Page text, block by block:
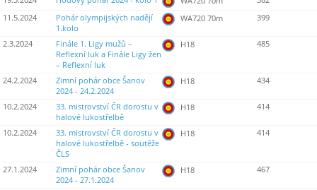
11.5.2024
Pohár olympijských nadějí
1.kolo
WA720 70m 399
2.3.2024
Finále 1. Ligy mužů –
Reflexní luk a Finále Ligy žen
– Reflexní luk
H18 485
24.2.2024
Zimní pohár obce Šanov
2024 - 24.2.2024
H18 434
10.2.2024
33. mistrovství ČR dorostu v
halové lukostřelbě
H18 414
10.2.2024
33. mistrovství ČR dorostu v
halové lukostřelbě - soutěže
ČLS
H18 414
27.1.2024
Zimní pohár obce Šanov
2024 - 27.1.2024
H18 467